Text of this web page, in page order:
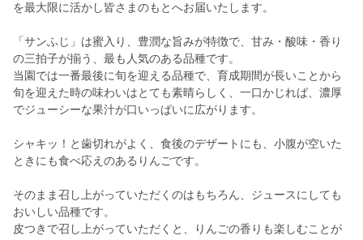
を最大限に活かし皆さまのもとへお届いたします。
「サンふじ」は蜜入り、豊潤な旨みが特徴で、甘み・酸味・香り
の三拍子が揃う、最も人気のある品種です。
当園では一番最後に旬を迎える品種で、育成期間が長いことから
旬を迎えた時の味わいはとても素晴らしく、一口かじれば、濃厚
でジューシーな果汁が口いっぱいに広がります。
シャキッ！と歯切れがよく、食後のデザートにも、小腹が空いた
ときにも食べ応えのあるりんごです。
そのまま召し上がっていただくのはもちろん、ジュースにしても
おいしい品種です。
皮つきで召し上がっていただくと、りんごの香りも楽しむことが